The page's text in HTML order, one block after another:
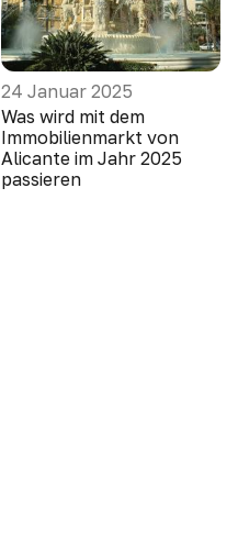
24 Januar 2025
Was wird mit dem
Immobilienmarkt von
Alicante im Jahr 2025
passieren